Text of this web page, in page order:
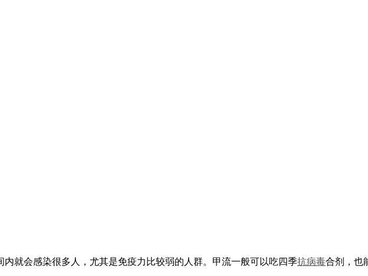
就会感染很多人，尤其是免疫力比较弱的人群。甲流一般可以吃四季抗病毒合剂，也